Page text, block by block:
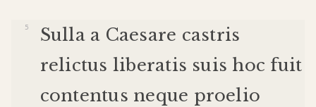
Sulla a Caesare castris
relictus liberatis suis hoc fuit
contentus neque proelio